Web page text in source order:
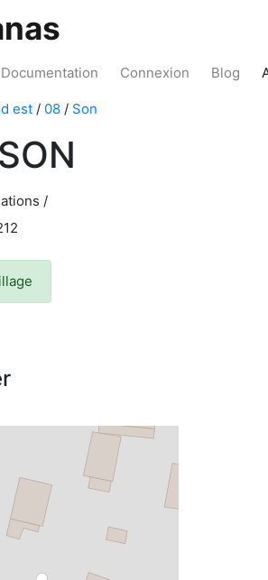
Documentation Connexion Blog
est / 08 / Son
/